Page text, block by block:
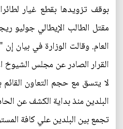
بوقف تزويدها بقطع غيار
مقتل الطالب الإيطالي جوليو
العام. وقالت الوزارة في بيان
القرار الصادر عن مجلس الشيوخ
لا يتسق مع حجم التعاون
البلدين منذ بداية الكشف عن
تجمع بين البلدين علي كافة